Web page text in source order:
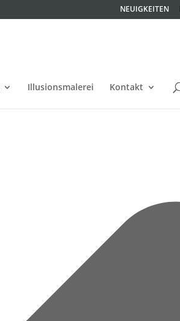
NEUIGKEITEN
Illusionsmalerei Kontakt